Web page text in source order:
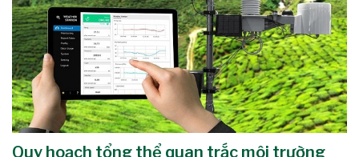
Quy hoạch tổng thể quan trắc môi trường